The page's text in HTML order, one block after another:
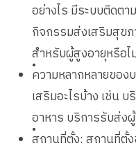
อย่างไร มีระบบติดตา
กิจกรรมส่งเสริมสุข
สำหรับผู้สูงอายุหรือไ
•
ความหลากหลายของ
เสริมอะไรบ้าง เช่น
อาหาร บริการรับส่ง
•
สถานที่ตั้ง: สถานที่ตั้